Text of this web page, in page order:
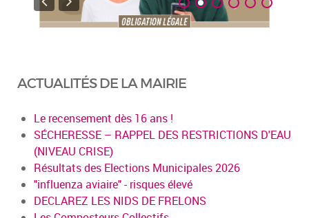
ACTUALITÉS DE LA MAIRIE
Le recensement dès 16 ans !
SÉCHERESSE – RAPPEL DES RESTRICTIONS D'EAU
(NIVEAU CRISE)
Résultats des Elections Municipales 2026
"influenza aviaire" - risques élevé
DECLAREZ LES NIDS DE FRELONS